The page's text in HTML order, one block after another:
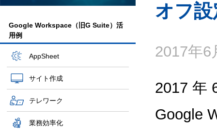
Google Workspace（旧G Suite）活
用例
AppSheet
サイト作成
テレワーク
業務効率化
オフ
2017年6
2017 年
Google